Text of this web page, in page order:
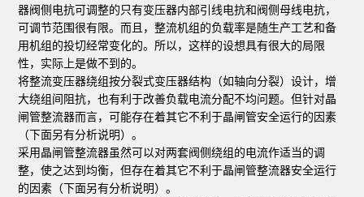
器阀侧电抗可调整的只有变压器内部引线电抗和阀侧母线电抗，
可调节范围很有限。而且，整流机组的负载率是随生产工艺和备
用机组的投切经常变化的。所以，这样的设想具有很大的局限
性，实际上是做不到的。
将整流变压器绕组按分裂式变压器结构（如轴向分裂）设计，增
大绕组间阻抗，也有利于改善负载电流分配不均问题。但针对晶
闸管整流器而言，可能存在着其它不利于晶闸管安全运行的因素
（下面另有分析说明）。
采用晶闸管整流器虽然可以对两套阀侧绕组的电流作适当的调
整，使之达到均衡，但存在着其它不利于晶闸管整流器安全运行
的因素（下面另有分析说明）。